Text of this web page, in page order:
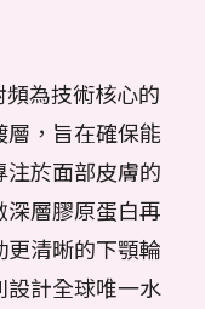
為技術核心的
，旨在確保能
於面部皮膚的
層膠原蛋白再
清晰的下顎輪
計全球唯一水